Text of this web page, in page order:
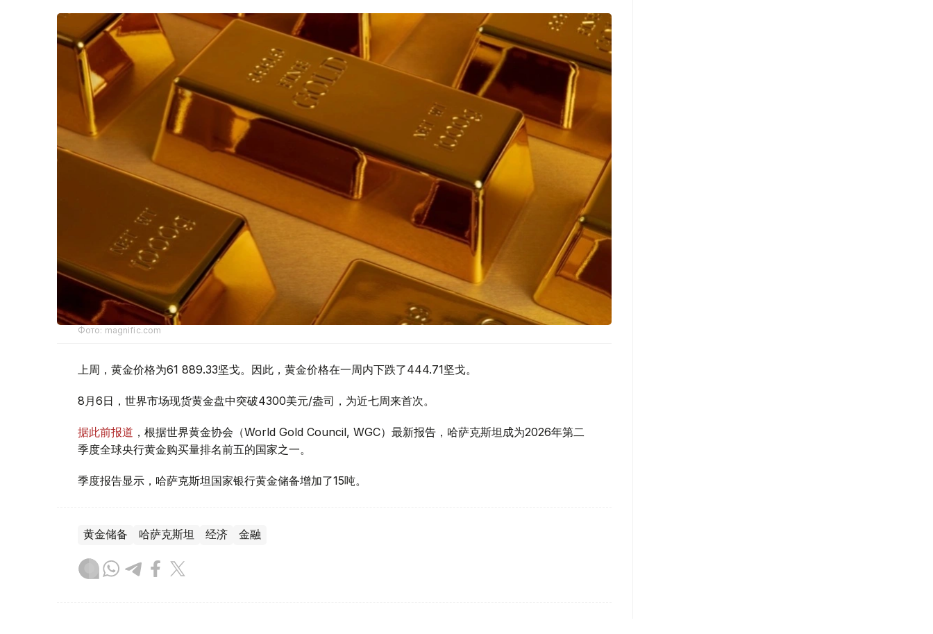
Фото: magnific.com
上周，黄金价格为61 889.33坚戈。因此，黄金价格在一周内下跌了444.71坚戈。
8月6日，世界市场现货黄金盘中突破4300美元/盎司，为近七周来首次。
据此前报道 ，根据世界黄金协会（World Gold Council, WGC）最新报告，哈萨克斯坦成为2026年第二
季度全球央行黄金购买量排名前五的国家之一。
季度报告显示，哈萨克斯坦国家银行黄金储备增加了15吨。
黄金储备 哈萨克斯坦 经济 金融